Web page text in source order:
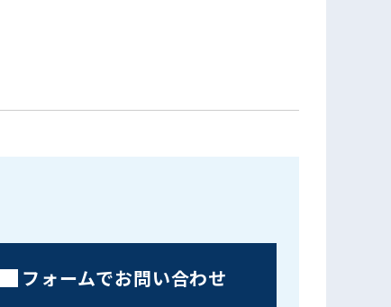
フォームでお問い合わせ